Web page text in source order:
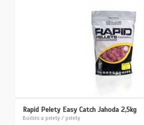
Rapid Pelety Easy Catch Jahoda 2,5kg
Boilies a pelety / pelety